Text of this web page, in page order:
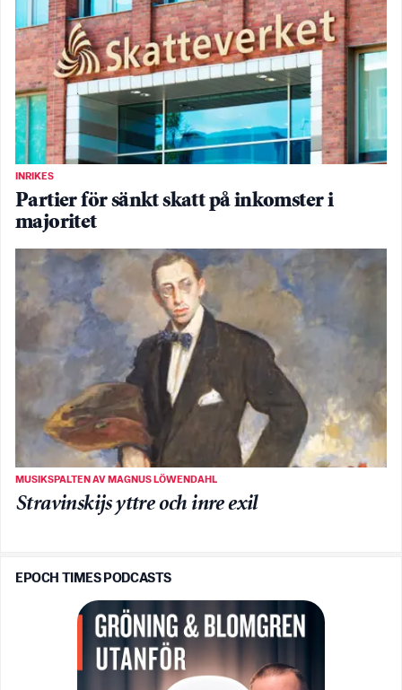
INRIKES
Partier för sänkt skatt på inkomster i
majoritet
MUSIKSPALTEN AV MAGNUS LÖWENDAHL
Stravinskijs yttre och inre exil
EPOCH TIMES PODCASTS